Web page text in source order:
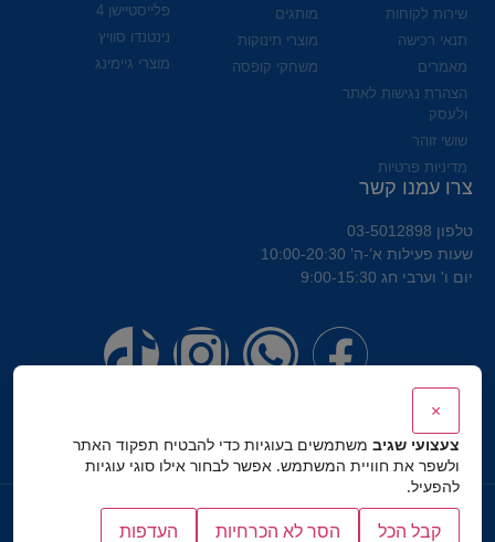
שירות לקוחות
תנאי רכישה
מאמרים
הצהרת נגישות לאתר
ולעסק
שושי זוהר
מדיניות פרטיות
מותגים
מוצרי תינוקות
משחקי קופסה
פלייסטיישן 4
נינטנדו סוויץ
מוצרי גיימינג
צרו עמנו קשר
טלפון 03-5012898
שעות פעילות א’-ה’ 10:00-20:30
יום ו' וערבי חג 9:00-15:30
כל הזכויות שמורות לצעצועי שגיב
×
צעצועי שגיב משתמשים בעוגיות כדי להבטיח תפקוד האתר
ולשפר את חוויית המשתמש. אפשר לבחור אילו סוגי עוגיות
להפעיל.
קבל הכל הסר לא הכרחיות העדפות